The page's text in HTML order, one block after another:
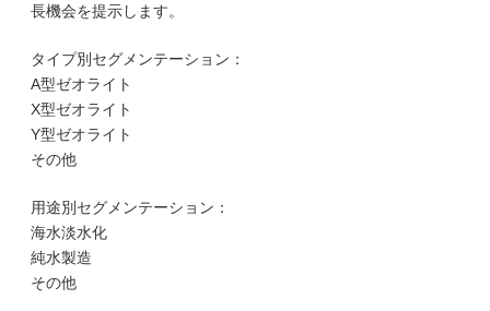
長機会を提示します。
タイプ別セグメンテーション：
A型ゼオライト
X型ゼオライト
Y型ゼオライト
その他
用途別セグメンテーション：
海水淡水化
純水製造
その他